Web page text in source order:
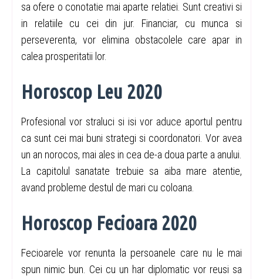
sa ofere o conotatie mai aparte relatiei. Sunt creativi si
in relatiile cu cei din jur. Financiar, cu munca si
perseverenta, vor elimina obstacolele care apar in
calea prosperitatii lor.
Horoscop Leu 2020
Profesional vor straluci si isi vor aduce aportul pentru
ca sunt cei mai buni strategi si coordonatori. Vor avea
un an norocos, mai ales in cea de-a doua parte a anului.
La capitolul sanatate trebuie sa aiba mare atentie,
avand probleme destul de mari cu coloana.
Horoscop Fecioara 2020
Fecioarele vor renunta la persoanele care nu le mai
spun nimic bun. Cei cu un har diplomatic vor reusi sa